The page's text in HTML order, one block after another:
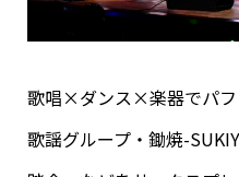
歌唱×ダンス×楽器でパフ
歌謡グループ・鋤焼-